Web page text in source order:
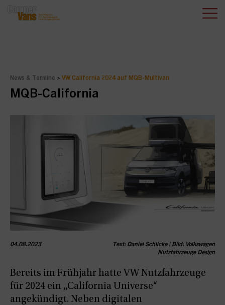
News & Termine > VW California 2024 auf MQB-Multivan
MQB-California
04.08.2023
Text: Daniel Schlicke | Bild: Volkswagen
Nutzfahrzeuge Design
Bereits im Frühjahr hatte VW Nutzfahrzeuge
für 2024 ein „California Universe“
angekündigt. Neben digitalen